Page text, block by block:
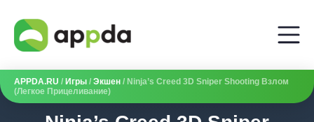
APPDA.RU / Игры / Экшен / Ninja’s Creed 3D Sniper Shooting Взлом
(Легкое Прицеливание)